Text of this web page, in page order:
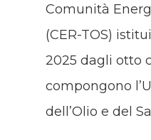
Comunità
(CER-TOS)
2025 dagli otto
compongono
dell’Olio e del